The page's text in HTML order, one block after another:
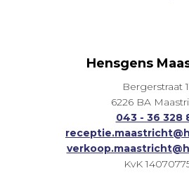
Hensgens
Bergerstraat
6226 BA
043 - 36 328
KvK